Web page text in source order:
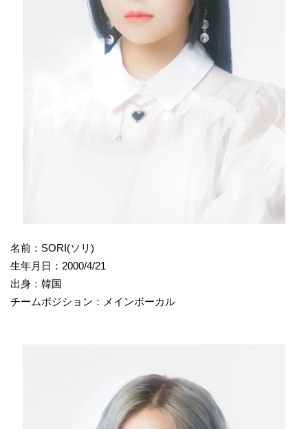
名前：SORI(ソリ)
生年月日：2000/4/21
出身：韓国
チームポジション：メインボーカル